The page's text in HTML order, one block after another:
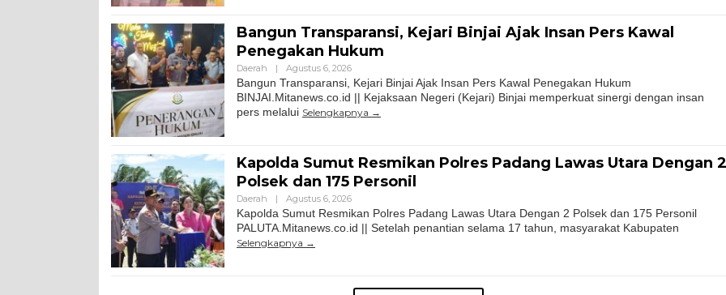
Bangun Transparansi, Kejari Binjai Ajak Insan Pers Kawal
Penegakan Hukum
Daerah | Agustus 6, 2026
Bangun Transparansi, Kejari Binjai Ajak Insan Pers Kawal Penegakan Hukum
BINJAI.Mitanews.co.id || Kejaksaan Negeri (Kejari) Binjai memperkuat sinergi dengan insan
pers melalui Selengkapnya
Kapolda Sumut Resmikan Polres Padang Lawas Utara Dengan 2
Polsek dan 175 Personil
Daerah | Agustus 6, 2026
Kapolda Sumut Resmikan Polres Padang Lawas Utara Dengan 2 Polsek dan 175 Personil
PALUTA.Mitanews.co.id || Setelah penantian selama 17 tahun, masyarakat Kabupaten
Selengkapnya